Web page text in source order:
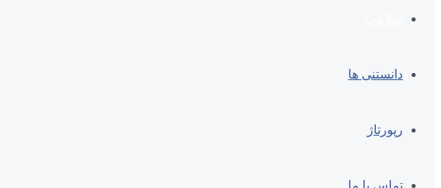
دانستنی ها
رپورتاژ
تماس با ما